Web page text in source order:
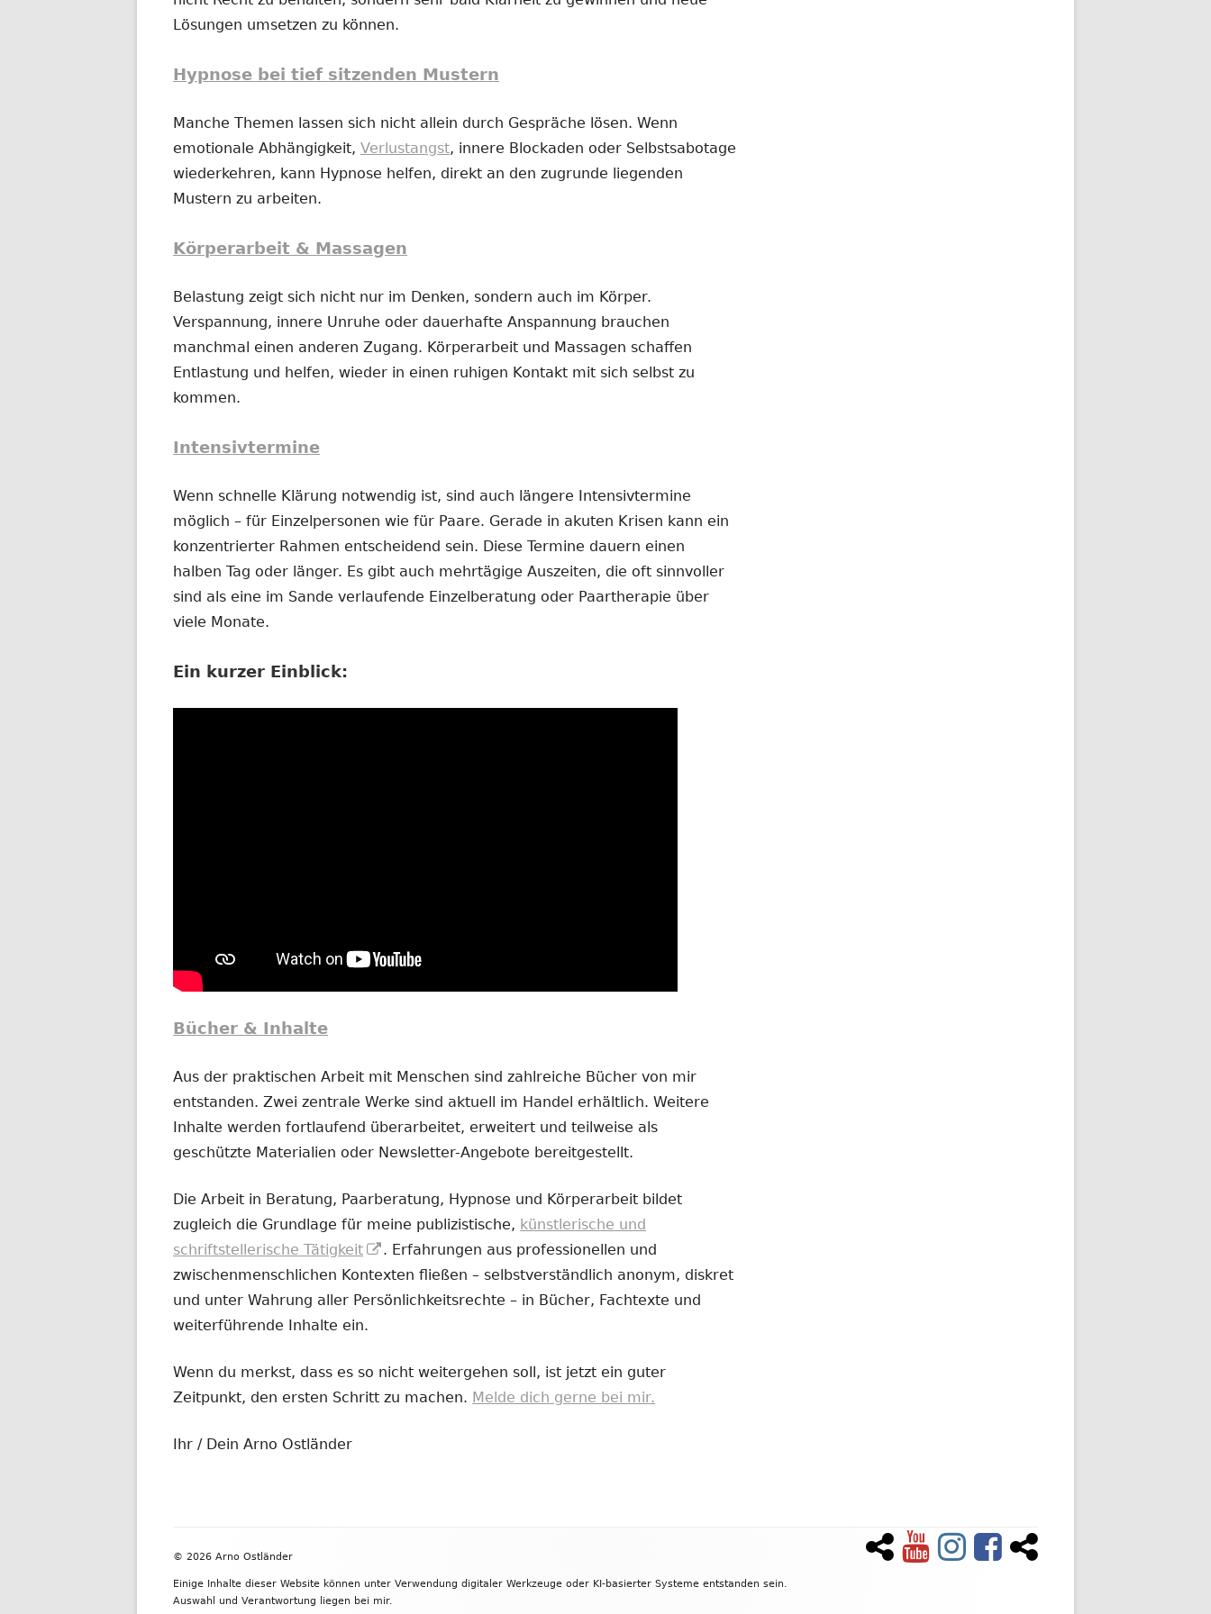
Lösungen umsetzen zu können.
Hypnose bei tief sitzenden Mustern
Manche Themen lassen sich nicht allein durch Gespräche lösen. Wenn
emotionale Abhängigkeit, Verlustangst, innere Blockaden oder Selbstsabotage
wiederkehren, kann Hypnose helfen, direkt an den zugrunde liegenden
Mustern zu arbeiten.
Körperarbeit & Massagen
Belastung zeigt sich nicht nur im Denken, sondern auch im Körper.
Verspannung, innere Unruhe oder dauerhafte Anspannung brauchen
manchmal einen anderen Zugang. Körperarbeit und Massagen schaffen
Entlastung und helfen, wieder in einen ruhigen Kontakt mit sich selbst zu
kommen.
Intensivtermine
Wenn schnelle Klärung notwendig ist, sind auch längere Intensivtermine
möglich – für Einzelpersonen wie für Paare. Gerade in akuten Krisen kann ein
konzentrierter Rahmen entscheidend sein. Diese Termine dauern einen
halben Tag oder länger. Es gibt auch mehrtägige Auszeiten, die oft sinnvoller
sind als eine im Sande verlaufende Einzelberatung oder Paartherapie über
viele Monate.
Ein kurzer Einblick:
Bücher & Inhalte
Aus der praktischen Arbeit mit Menschen sind zahlreiche Bücher von mir
entstanden. Zwei zentrale Werke sind aktuell im Handel erhältlich. Weitere
Inhalte werden fortlaufend überarbeitet, erweitert und teilweise als
geschützte Materialien oder Newsletter-Angebote bereitgestellt.
Die Arbeit in Beratung, Paarberatung, Hypnose und Körperarbeit bildet
zugleich die Grundlage für meine publizistische, künstlerische und
schriftstellerische Tätigkeit
In
neuem
Fenster
. Erfahrungen aus professionellen und
zwischenmenschlichen Kontexten fließen – selbstverständlich anonym, diskret
und unter Wahrung aller Persönlichkeitsrechte – in Bücher, Fachtexte und
weiterführende Inhalte ein.
Wenn du merkst, dass es so nicht weitergehen soll, ist jetzt ein guter
Zeitpunkt, den ersten Schritt zu machen. Melde dich gerne bei mir.
Ihr / Dein Arno Ostländer
Inhalt
© 2026 Arno Ostländer
Einige Inhalte dieser Website können unter Verwendung digitaler Werkzeuge oder KI-basierter Systeme entstanden sein.
Auswahl und Verantwortung liegen bei mir.
NewsletterYouTubeInstagramFacebookTiktok